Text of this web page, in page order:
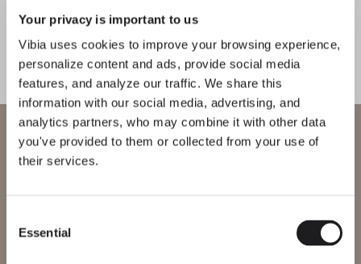
Your privacy is important to us
Vibia uses cookies to improve your browsing experience,
personalize content and ads, provide social media
features, and analyze our traffic. We share this
information with our social media, advertising, and
analytics partners, who may combine it with other data
you've provided to them or collected from your use of
their services.
Selection
Essential
Erfahren Sie mehr über Jazz und alle unsere Kollektionen.
BELEUCHTUNGSLÖSUNGEN
Vibia präsentiert: ikonische Tischleuchten
Willkommen bei Vibia
Sie versuchen, auf unser
Bitte wählen Sie die richtige Website für Ihre Region, um
sicherzustellen, dass alle verfügbaren Produkte den lokalen